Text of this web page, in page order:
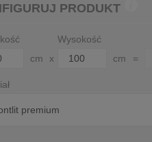
PRODUKT
cm
x
Wysokość
cm
=